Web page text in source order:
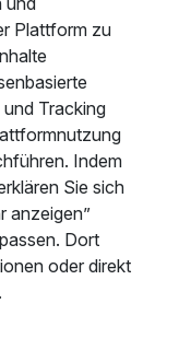
p.P. ab552,00 €
Runde
zurückziehen - die
in Ihrem Blickfeld.
zu unserem
lieber in der
in unseren
Eis aus dem
noch mit einer
unserem Haus wirkt
Plattform zu
Tracking
Indem
Sie sich
anzeigen”
Dort
oder direkt
.